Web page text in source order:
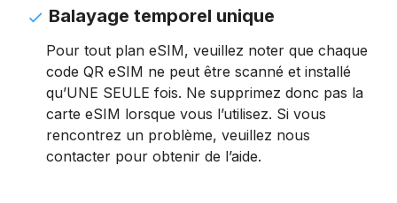
Balayage temporel unique
Pour tout plan eSIM, veuillez noter que chaque
code QR eSIM ne peut être scanné et installé
qu’UNE SEULE fois. Ne supprimez donc pas la
carte eSIM lorsque vous l’utilisez. Si vous
rencontrez un problème, veuillez nous
contacter pour obtenir de l’aide.